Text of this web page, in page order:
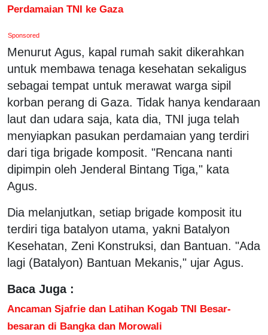
Perdamaian TNI ke Gaza
Sponsored
Menurut Agus, kapal rumah sakit dikerahkan
untuk membawa tenaga kesehatan sekaligus
sebagai tempat untuk merawat warga sipil
korban perang di Gaza. Tidak hanya kendaraan
laut dan udara saja, kata dia, TNI juga telah
menyiapkan pasukan perdamaian yang terdiri
dari tiga brigade komposit. "Rencana nanti
dipimpin oleh Jenderal Bintang Tiga," kata
Agus.
Dia melanjutkan, setiap brigade komposit itu
terdiri tiga batalyon utama, yakni Batalyon
Kesehatan, Zeni Konstruksi, dan Bantuan. "Ada
lagi (Batalyon) Bantuan Mekanis," ujar Agus.
Baca Juga :
Ancaman Sjafrie dan Latihan Kogab TNI Besar-
besaran di Bangka dan Morowali